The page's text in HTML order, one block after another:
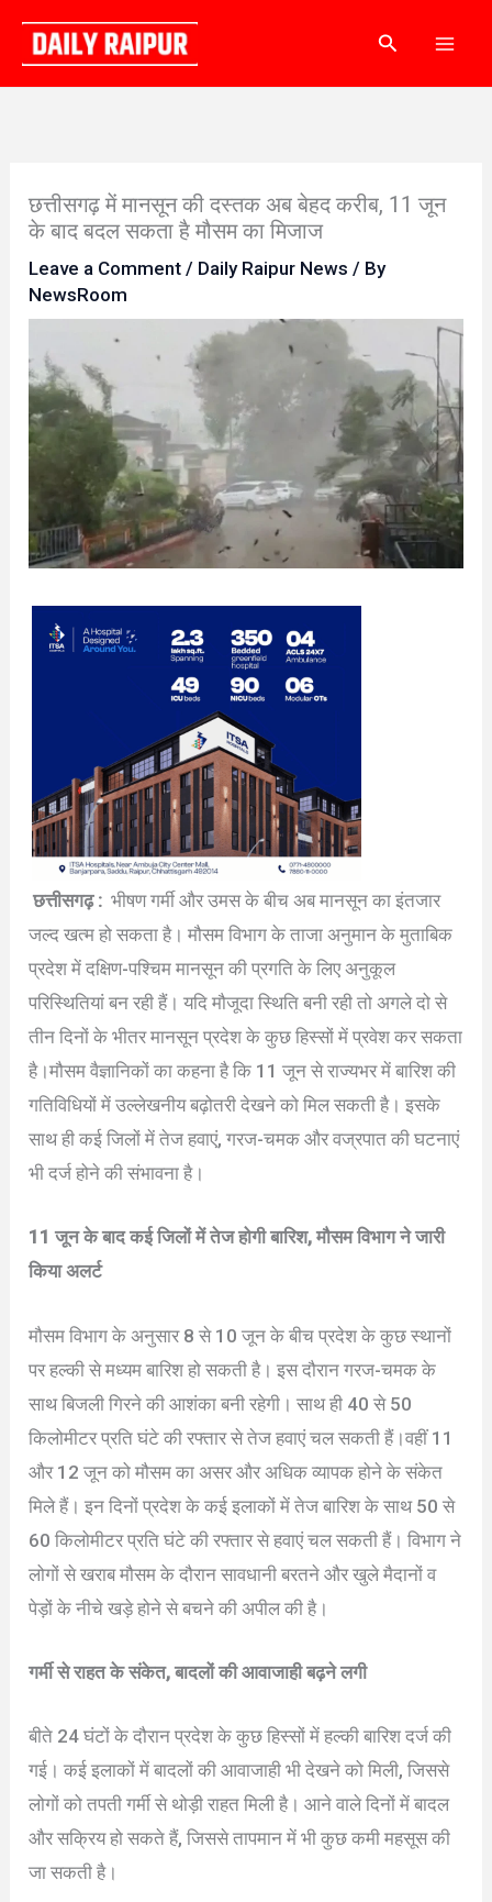
content
Search
छत्तीसगढ़ में मानसून की दस्तक अब बेहद करीब, 11 जून
के बाद बदल सकता है मौसम का मिजाज
Leave a Comment / Daily Raipur News / By
NewsRoom
छत्तीसगढ़ :भीषण गर्मी और उमस के बीच अब मानसून का इंतजार
जल्द खत्म हो सकता है। मौसम विभाग के ताजा अनुमान के मुताबिक
प्रदेश में दक्षिण-पश्चिम मानसून की प्रगति के लिए अनुकूल
परिस्थितियां बन रही हैं। यदि मौजूदा स्थिति बनी रही तो अगले दो से
तीन दिनों के भीतर मानसून प्रदेश के कुछ हिस्सों में प्रवेश कर सकता
है।मौसम वैज्ञानिकों का कहना है कि 11 जून से राज्यभर में बारिश की
गतिविधियों में उल्लेखनीय बढ़ोतरी देखने को मिल सकती है। इसके
साथ ही कई जिलों में तेज हवाएं, गरज-चमक और वज्रपात की घटनाएं
भी दर्ज होने की संभावना है।
11 जून के बाद कई जिलों में तेज होगी बारिश, मौसम विभाग ने जारी
किया अलर्ट
मौसम विभाग के अनुसार 8 से 10 जून के बीच प्रदेश के कुछ स्थानों
पर हल्की से मध्यम बारिश हो सकती है। इस दौरान गरज-चमक के
साथ बिजली गिरने की आशंका बनी रहेगी। साथ ही 40 से 50
किलोमीटर प्रति घंटे की रफ्तार से तेज हवाएं चल सकती हैं।वहीं 11
और 12 जून को मौसम का असर और अधिक व्यापक होने के संकेत
मिले हैं। इन दिनों प्रदेश के कई इलाकों में तेज बारिश के साथ 50 से
60 किलोमीटर प्रति घंटे की रफ्तार से हवाएं चल सकती हैं। विभाग ने
लोगों से खराब मौसम के दौरान सावधानी बरतने और खुले मैदानों व
पेड़ों के नीचे खड़े होने से बचने की अपील की है।
गर्मी से राहत के संकेत, बादलों की आवाजाही बढ़ने लगी
बीते 24 घंटों के दौरान प्रदेश के कुछ हिस्सों में हल्की बारिश दर्ज की
गई। कई इलाकों में बादलों की आवाजाही भी देखने को मिली, जिससे
लोगों को तपती गर्मी से थोड़ी राहत मिली है। आने वाले दिनों में बादल
और सक्रिय हो सकते हैं, जिससे तापमान में भी कुछ कमी महसूस की
जा सकती है।